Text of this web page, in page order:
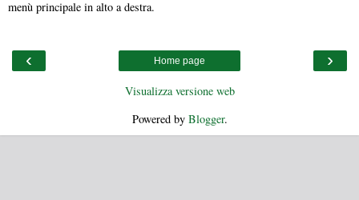
menù principale in alto a destra.
‹ ›
Home page
Visualizza versione web
Powered by Blogger.